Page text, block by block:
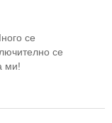
се
се
ми!